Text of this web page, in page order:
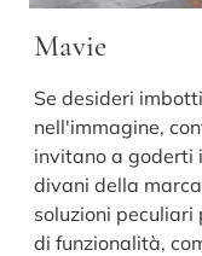
Mavie
Se desideri
nell'immagine,
invitano a goderti
divani della
soluzioni
di funzionalità,